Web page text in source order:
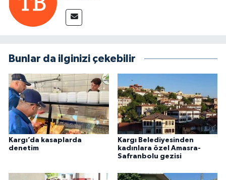
Bunlar da ilginizi çekebilir
Kargı’da kasaplarda
denetim
Kargı Belediyesinden
kadınlara özel Amasra-
Safranbolu gezisi